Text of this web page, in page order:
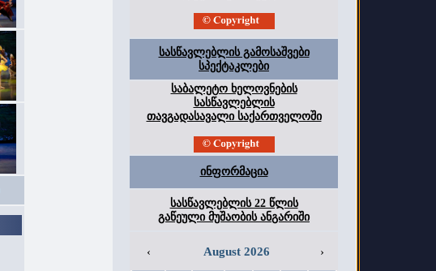
სასწავლებლის გამოსაშვები
სპექტაკლები
საბალეტო ხელოვნების
სასწავლებლის
თავგადასავალი საქართველოში
ინფორმაცია
სასწავლებლის 22 წლის
გაწეული მუშაობის ანგარიში
‹ August 2026 ›